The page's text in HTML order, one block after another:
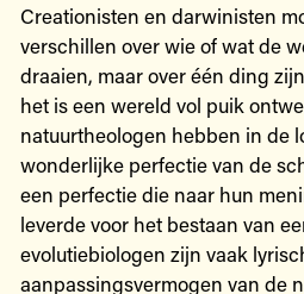
Creationisten en darwinisten
verschillen over wie of wat de
draaien, maar over één ding
het is een wereld vol puik
natuurtheologen hebben in de
wonderlijke perfectie van de
een perfectie die naar hun
leverde voor het bestaan van
evolutiebiologen zijn vaak
aanpassingsvermogen van de